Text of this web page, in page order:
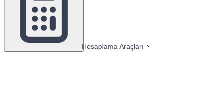
Hesaplama Araçları